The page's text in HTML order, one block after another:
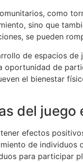
como
sino que
se pueden
de espacios
oportunidad de
el bienestar
del juego
efectos
de individuos
para participar